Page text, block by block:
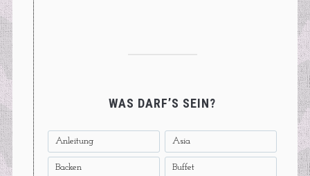
WAS DARF’S SEIN?
Anleitung Asia
Backen Buffet